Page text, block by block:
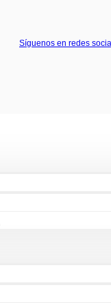
Síguenos en redes